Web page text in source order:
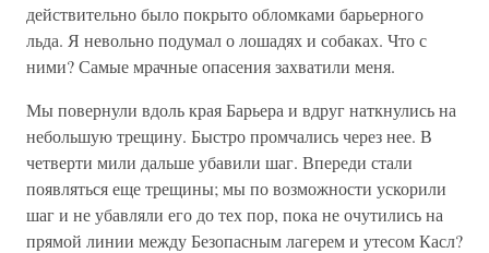
действительно было покрыто обломками барьерного
льда. Я невольно подумал о лошадях и собаках. Что с
ними? Самые мрачные опасения захватили меня.
Мы повернули вдоль края Барьера и вдруг наткнулись на
небольшую трещину. Быстро промчались через нее. В
четверти мили дальше убавили шаг. Впереди стали
появляться еще трещины; мы по возможности ускорили
шаг и не убавляли его до тех пор, пока не очутились на
прямой линии между Безопасным лагерем и утесом Касл?